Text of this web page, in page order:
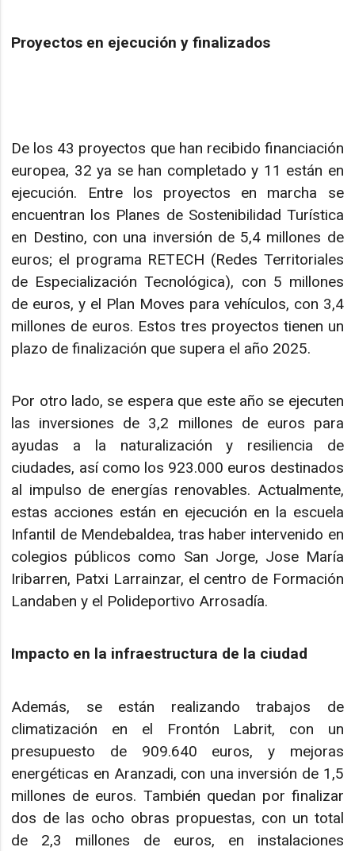
Proyectos en ejecución y finalizados
De los 43 proyectos que han recibido financiación
europea, 32 ya se han completado y 11 están en
ejecución. Entre los proyectos en marcha se
encuentran los Planes de Sostenibilidad Turística
en Destino, con una inversión de 5,4 millones de
euros; el programa RETECH (Redes Territoriales
de Especialización Tecnológica), con 5 millones
de euros, y el Plan Moves para vehículos, con 3,4
millones de euros. Estos tres proyectos tienen un
plazo de finalización que supera el año 2025.
Por otro lado, se espera que este año se ejecuten
las inversiones de 3,2 millones de euros para
ayudas a la naturalización y resiliencia de
ciudades, así como los 923.000 euros destinados
al impulso de energías renovables. Actualmente,
estas acciones están en ejecución en la escuela
Infantil de Mendebaldea, tras haber intervenido en
colegios públicos como San Jorge, Jose María
Iribarren, Patxi Larrainzar, el centro de Formación
Landaben y el Polideportivo Arrosadía.
Impacto en la infraestructura de la ciudad
Además, se están realizando trabajos de
climatización en el Frontón Labrit, con un
presupuesto de 909.640 euros, y mejoras
energéticas en Aranzadi, con una inversión de 1,5
millones de euros. También quedan por finalizar
dos de las ocho obras propuestas, con un total
de 2,3 millones de euros, en instalaciones